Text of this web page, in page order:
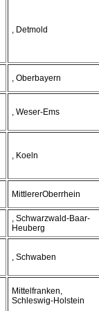
, Detmold
, Oberbayern
, Weser-Ems
, Koeln
MittlererOberrhein
, Schwarzwald-Baar-
Heuberg
, Schwaben
Mittelfranken,
Schleswig-Holstein